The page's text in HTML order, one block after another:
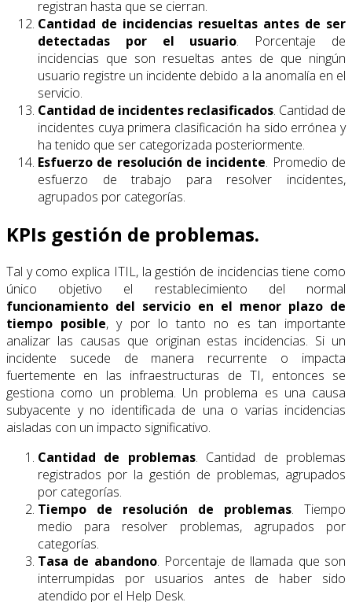
registran hasta que se cierran.
Cantidad de incidencias resueltas antes de ser
detectadas por el usuario. Porcentaje de
incidencias que son resueltas antes de que ningún
usuario registre un incidente debido a la anomalía en el
servicio.
Cantidad de incidentes reclasificados. Cantidad de
incidentes cuya primera clasificación ha sido errónea y
ha tenido que ser categorizada posteriormente.
Esfuerzo de resolución de incidente. Promedio de
esfuerzo de trabajo para resolver incidentes,
agrupados por categorías.
KPIs gestión de problemas.
Tal y como explica ITIL, la gestión de incidencias tiene como
único objetivo el restablecimiento del normal
funcionamiento del servicio en el menor plazo de
tiempo posible, y por lo tanto no es tan importante
analizar las causas que originan estas incidencias. Si un
incidente sucede de manera recurrente o impacta
fuertemente en las infraestructuras de TI, entonces se
gestiona como un problema. Un problema es una causa
subyacente y no identificada de una o varias incidencias
aisladas con un impacto significativo.
Cantidad de problemas. Cantidad de problemas
registrados por la gestión de problemas, agrupados
por categorías.
Tiempo de resolución de problemas. Tiempo
medio para resolver problemas, agrupados por
categorías.
Tasa de abandono. Porcentaje de llamada que son
interrumpidas por usuarios antes de haber sido
atendido por el Help Desk.